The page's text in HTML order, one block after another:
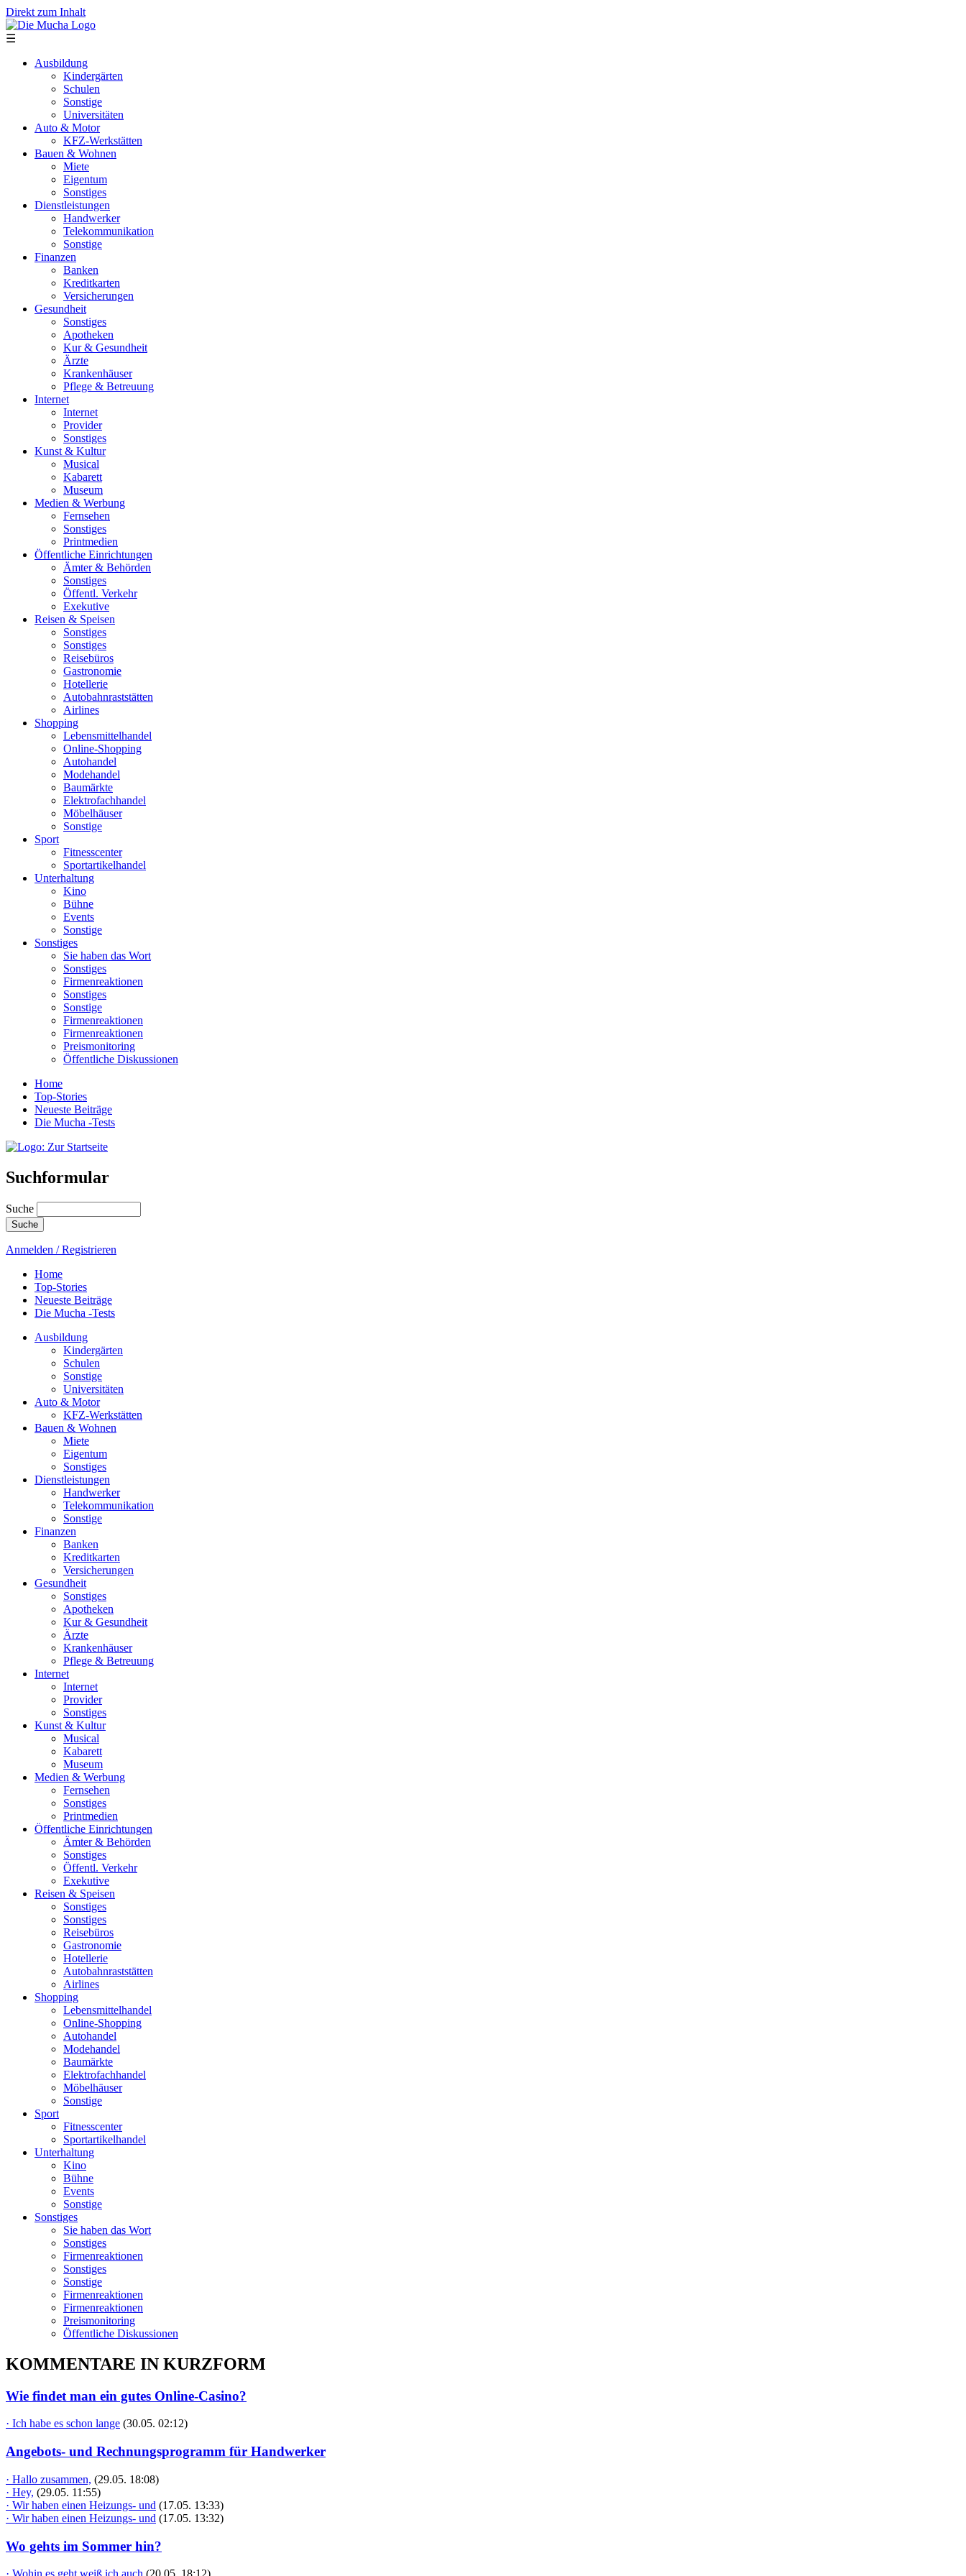
Direkt zum Inhalt
☰
Ausbildung
Kindergärten
Schulen
Sonstige
Universitäten
Auto & Motor
KFZ-Werkstätten
Bauen & Wohnen
Miete
Eigentum
Sonstiges
Dienstleistungen
Handwerker
Telekommunikation
Sonstige
Finanzen
Banken
Kreditkarten
Versicherungen
Gesundheit
Sonstiges
Apotheken
Kur & Gesundheit
Ärzte
Krankenhäuser
Pflege & Betreuung
Internet
Internet
Provider
Sonstiges
Kunst & Kultur
Musical
Kabarett
Museum
Medien & Werbung
Fernsehen
Sonstiges
Printmedien
Öffentliche Einrichtungen
Ämter & Behörden
Sonstiges
Öffentl. Verkehr
Exekutive
Reisen & Speisen
Sonstiges
Sonstiges
Reisebüros
Gastronomie
Hotellerie
Autobahnraststätten
Airlines
Shopping
Lebensmittelhandel
Online-Shopping
Autohandel
Modehandel
Baumärkte
Elektrofachhandel
Möbelhäuser
Sonstige
Sport
Fitnesscenter
Sportartikelhandel
Unterhaltung
Kino
Bühne
Events
Sonstige
Sonstiges
Sie haben das Wort
Sonstiges
Firmenreaktionen
Sonstiges
Sonstige
Firmenreaktionen
Firmenreaktionen
Preismonitoring
Öffentliche Diskussionen
Home
Top-Stories
Neueste Beiträge
Die Mucha -Tests
Suchformular
Suche
Anmelden / Registrieren
Home
Top-Stories
Neueste Beiträge
Die Mucha -Tests
Ausbildung
Kindergärten
Schulen
Sonstige
Universitäten
Auto & Motor
KFZ-Werkstätten
Bauen & Wohnen
Miete
Eigentum
Sonstiges
Dienstleistungen
Handwerker
Telekommunikation
Sonstige
Finanzen
Banken
Kreditkarten
Versicherungen
Gesundheit
Sonstiges
Apotheken
Kur & Gesundheit
Ärzte
Krankenhäuser
Pflege & Betreuung
Internet
Internet
Provider
Sonstiges
Kunst & Kultur
Musical
Kabarett
Museum
Medien & Werbung
Fernsehen
Sonstiges
Printmedien
Öffentliche Einrichtungen
Ämter & Behörden
Sonstiges
Öffentl. Verkehr
Exekutive
Reisen & Speisen
Sonstiges
Sonstiges
Reisebüros
Gastronomie
Hotellerie
Autobahnraststätten
Airlines
Shopping
Lebensmittelhandel
Online-Shopping
Autohandel
Modehandel
Baumärkte
Elektrofachhandel
Möbelhäuser
Sonstige
Sport
Fitnesscenter
Sportartikelhandel
Unterhaltung
Kino
Bühne
Events
Sonstige
Sonstiges
Sie haben das Wort
Sonstiges
Firmenreaktionen
Sonstiges
Sonstige
Firmenreaktionen
Firmenreaktionen
Preismonitoring
Öffentliche Diskussionen
KOMMENTARE IN KURZFORM
Wie findet man ein gutes Online-Casino?
· Ich habe es schon lange (30.05. 02:12)
Angebots- und Rechnungsprogramm für Handwerker
· Hallo zusammen, (29.05. 18:08)
· Hey, (29.05. 11:55)
· Wir haben einen Heizungs- und (17.05. 13:33)
· Wir haben einen Heizungs- und (17.05. 13:32)
Wo gehts im Sommer hin?